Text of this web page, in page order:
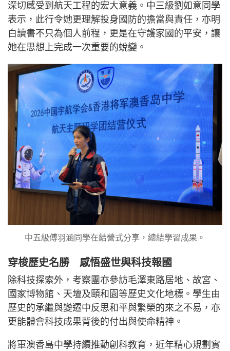
深切感受到航天工程的宏大意義。中三級劉如意同學
表示，此行令她更理解投身國防的擔當與責任，亦明
白讀書不只為個人前程，更是在守護家國的平安，讓
她在思想上完成一次重要的蛻變。
中五級傅羽涵同學在結營式分享，總結學習成果。
穿梭歷史名勝 感悟盛世與科技報國
除科技探索外，考察團亦參訪毛澤東路居地、故宮、
國家博物館、天壇及頤和園等歷史文化地標。學生由
歷史的承繼與變遷中反思和平與繁榮的來之不易，亦
更能體會科技成果背後的付出與使命精神。
將軍澳香島中學持續推動創科教育，近年精心規劃實